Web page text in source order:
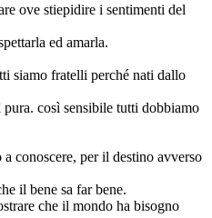
ove stiepidire i sentimenti del
ed amarla.
siamo fratelli perché nati dallo
così sensibile tutti dobbiamo
conoscere, per il destino avverso
il bene sa far bene.
che il mondo ha bisogno